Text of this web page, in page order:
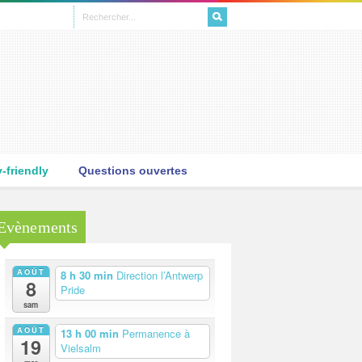
friendly Questions ouvertes
AOÛT
8
sam
8 h 30 min Direction l’Antwerp
Pride
AOÛT
19
13 h 00 min Permanence à
Vielsalm